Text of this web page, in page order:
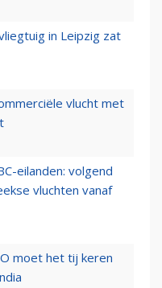
in Leipzig zat
vlucht met
eilanden: volgend
vluchten vanaf
moet het tij keren